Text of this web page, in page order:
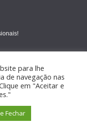
by
para lhe
de navegação nas
em "Aceitar e
Fechar